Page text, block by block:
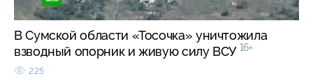
В Сумской области «Тосочка» уничтожила
взводный опорник и живую силу ВСУ 16+
225